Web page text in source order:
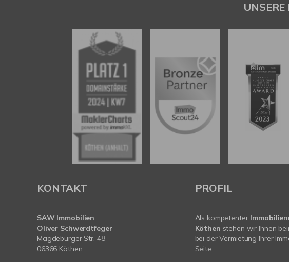
KONTAKT
SAW Immobilien
Oliver Schwerdtfeger
Magdeburger Str. 48
06366 Köthen
PROFIL
Als kompetenter
Köthen stehen wir Ihnen
bei der Vermietung Ihrer
Seite.